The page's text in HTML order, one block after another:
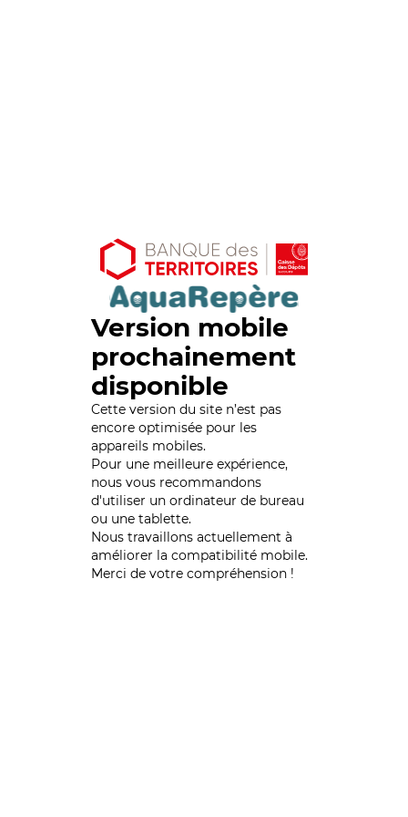
Version mobile
prochainement
disponible
Cette version du site n’est pas
encore optimisée pour les
appareils mobiles.
Pour une meilleure expérience,
nous vous recommandons
d'utiliser un ordinateur de bureau
ou une tablette.
Nous travaillons actuellement à
améliorer la compatibilité mobile.
Merci de votre compréhension !